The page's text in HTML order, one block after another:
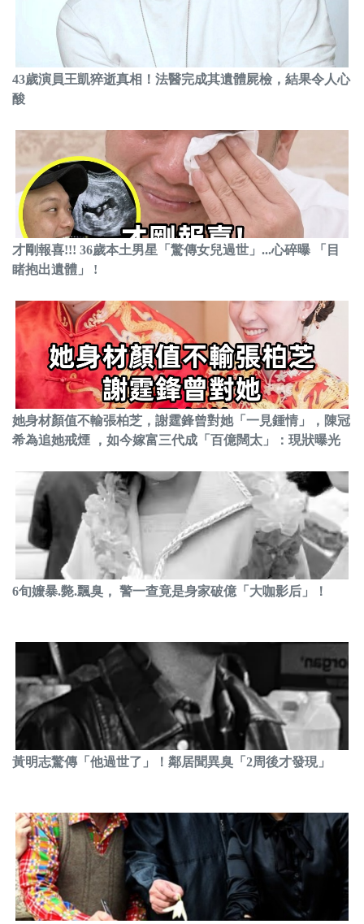
43歲演員王凱猝逝真相！法醫完成其遺體屍檢，結果令人心
酸
才剛報喜!!! 36歲本土男星「驚傳女兒過世」...心碎曝 「目
睹抱出遺體」 !
她身材顏值不輸張柏芝，謝霆鋒曾對她「一見鍾情」，陳冠
希為追她戒煙 ，如今嫁富三代成「百億闊太」：現狀曝光
6旬嬤暴.斃.飄臭， 警一查竟是身家破億「大咖影后」！
黃明志驚傳「他過世了」！鄰居聞異臭「2周後才發現」